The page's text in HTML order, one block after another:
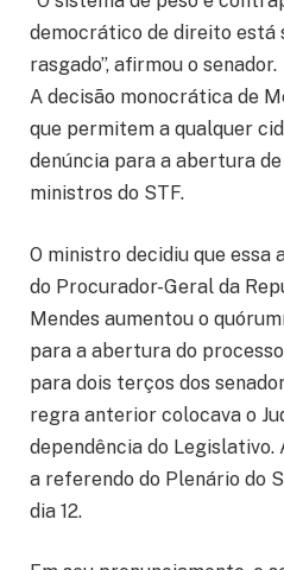
democrático de direito está
rasgado”, afirmou o senador.
A decisão monocrática de
que permitem a qualquer
denúncia para a abertura
ministros do STF.
O ministro decidiu que
do Procurador-Geral da
Mendes aumentou o
para a abertura do
para dois terços dos
regra anterior colocava o
dependência do
a referendo do Plenário do
dia 12.